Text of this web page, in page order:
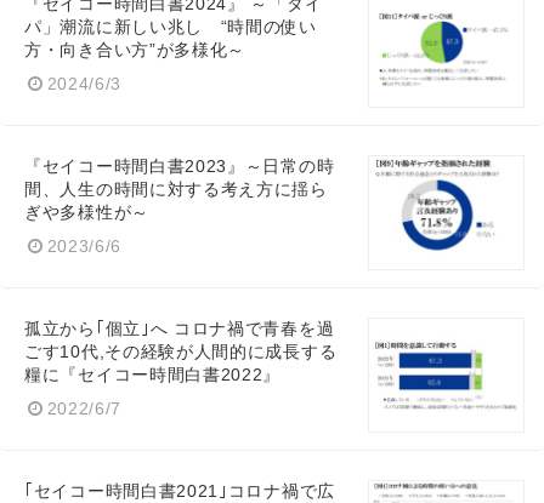
『セイコー時間白書2024』 ～「タイ
パ」潮流に新しい兆し “時間の使い
方・向き合い方”が多様化～
2024/6/3
『セイコー時間白書2023』～日常の時
間、人生の時間に対する考え方に揺ら
ぎや多様性が～
2023/6/6
孤立から｢個立｣へ コロナ禍で青春を過
ごす10代,その経験が人間的に成長する
糧に『セイコー時間白書2022』
2022/6/7
｢セイコー時間白書2021｣コロナ禍で広
Japanese
English